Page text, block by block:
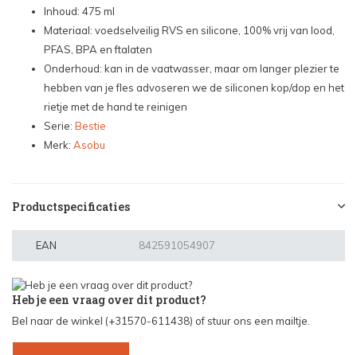
Inhoud: 475 ml
Materiaal: voedselveilig RVS en silicone, 100% vrij van lood,
PFAS, BPA en ftalaten
Onderhoud: kan in de vaatwasser, maar om langer plezier te
hebben van je fles advoseren we de siliconen kop/dop en het
rietje met de hand te reinigen
Serie: Bestie
Merk: Asobu
Productspecificaties
EAN 842591054907
Heb je een vraag over dit product?
Bel naar de winkel (+31570-611438) of stuur ons een mailtje.